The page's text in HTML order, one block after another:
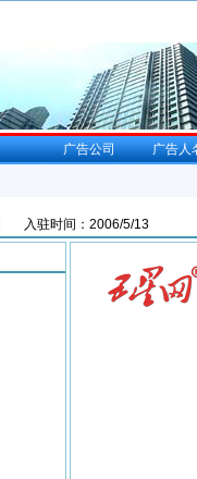
广告公司 广告人
入驻时间：2006/5/13